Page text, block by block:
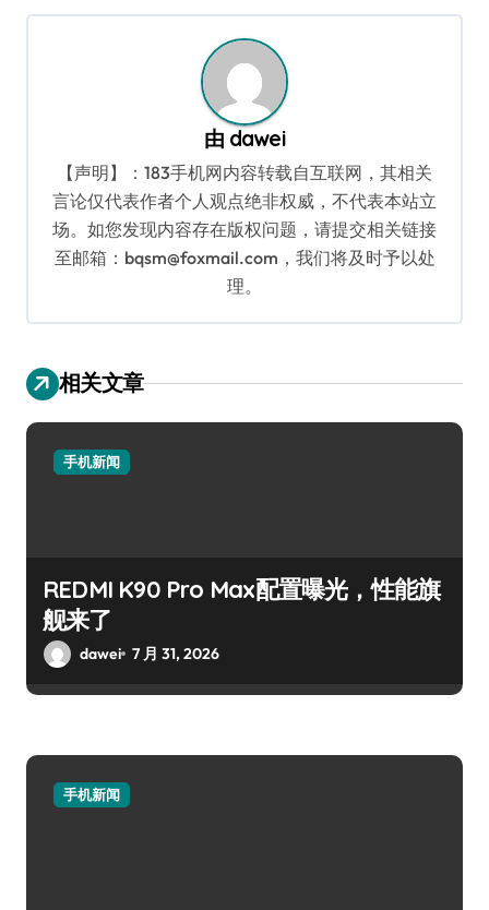
航
由 dawei
【声明】：183手机网内容转载自互联网，其相关
言论仅代表作者个人观点绝非权威，不代表本站立
场。如您发现内容存在版权问题，请提交相关链接
至邮箱：bqsm@foxmail.com，我们将及时予以处
理。
相关文章
手机新闻
REDMI K90 Pro Max配置曝光，性能旗
舰来了
dawei 7 月 31, 2026
手机新闻